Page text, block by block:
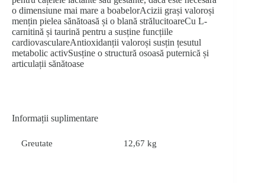
o dimensiune mai mare a boabelorAcizii grași valoroși
mențin pielea sănătoasă și o blană strălucitoareCu L-
carnitină și taurină pentru a susține funcțiile
cardiovasculareAntioxidanții valoroși susțin țesutul
metabolic activ Susține o structură osoasă puternică și
articulații sănătoase
Informații suplimentare
Greutate 12,67 kg